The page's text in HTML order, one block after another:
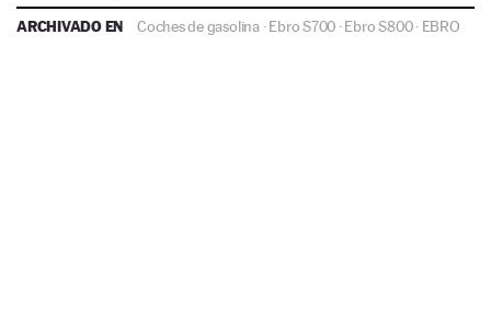
ARCHIVADO EN Coches de gasolina·Ebro S700 ·Ebro S800· EBRO